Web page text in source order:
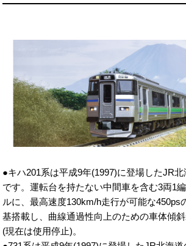
●キハ201系は平成9年(1997)に登場したJR
です。運転台を持たない中間車を含む3両1
ルに、最高速度130km/h走行が可能な450ps
基搭載し、曲線通過性向上のための車体傾
(現在は使用停止)。